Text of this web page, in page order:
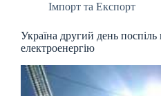
Імпорт та Експорт
Україна другий день поспіль
електроенергію